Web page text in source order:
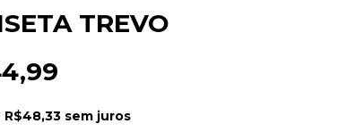
TREVO
R$48,33 sem juros